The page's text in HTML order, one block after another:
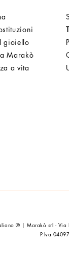
gioiello
Marakò
a vita
® | Marakò srl - Via
P.Iva